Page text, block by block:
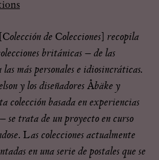
de Colecciones] recopila
británicas – de las
más personales e idiosincráticas.
y los diseñadores Åbäke y
colección basada en experiencias
se trata de un proyecto en curso
Las colecciones actualmente
en una serie de postales que se